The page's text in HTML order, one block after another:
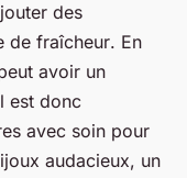
des
de fraîcheur. En
avoir un
est donc
avec soin pour
audacieux, un